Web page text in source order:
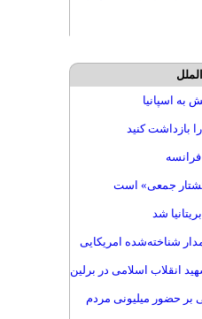
به اسپانیا
بازداشت کنید
جمعی» است
شد
شناخته‌شده امریکایی
انقلاب اسلامی در برلین
بر حضور میلیونی مردم